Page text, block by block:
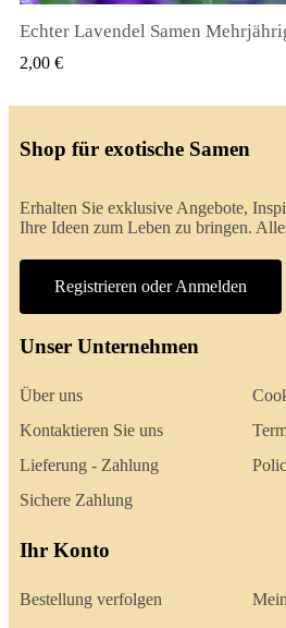
QUICK
Echter Lavendel Samen
2,00 €
Shop für exotische Samen
Erhalten Sie exklusive Angebote,
Ihre Ideen zum Leben zu bringen.
Registrieren oder Anmelden
Unser Unternehmen
Über uns
Kontaktieren Sie uns
Lieferung - Zahlung
Sichere Zahlung
Ihr Konto
Bestellung verfolgen